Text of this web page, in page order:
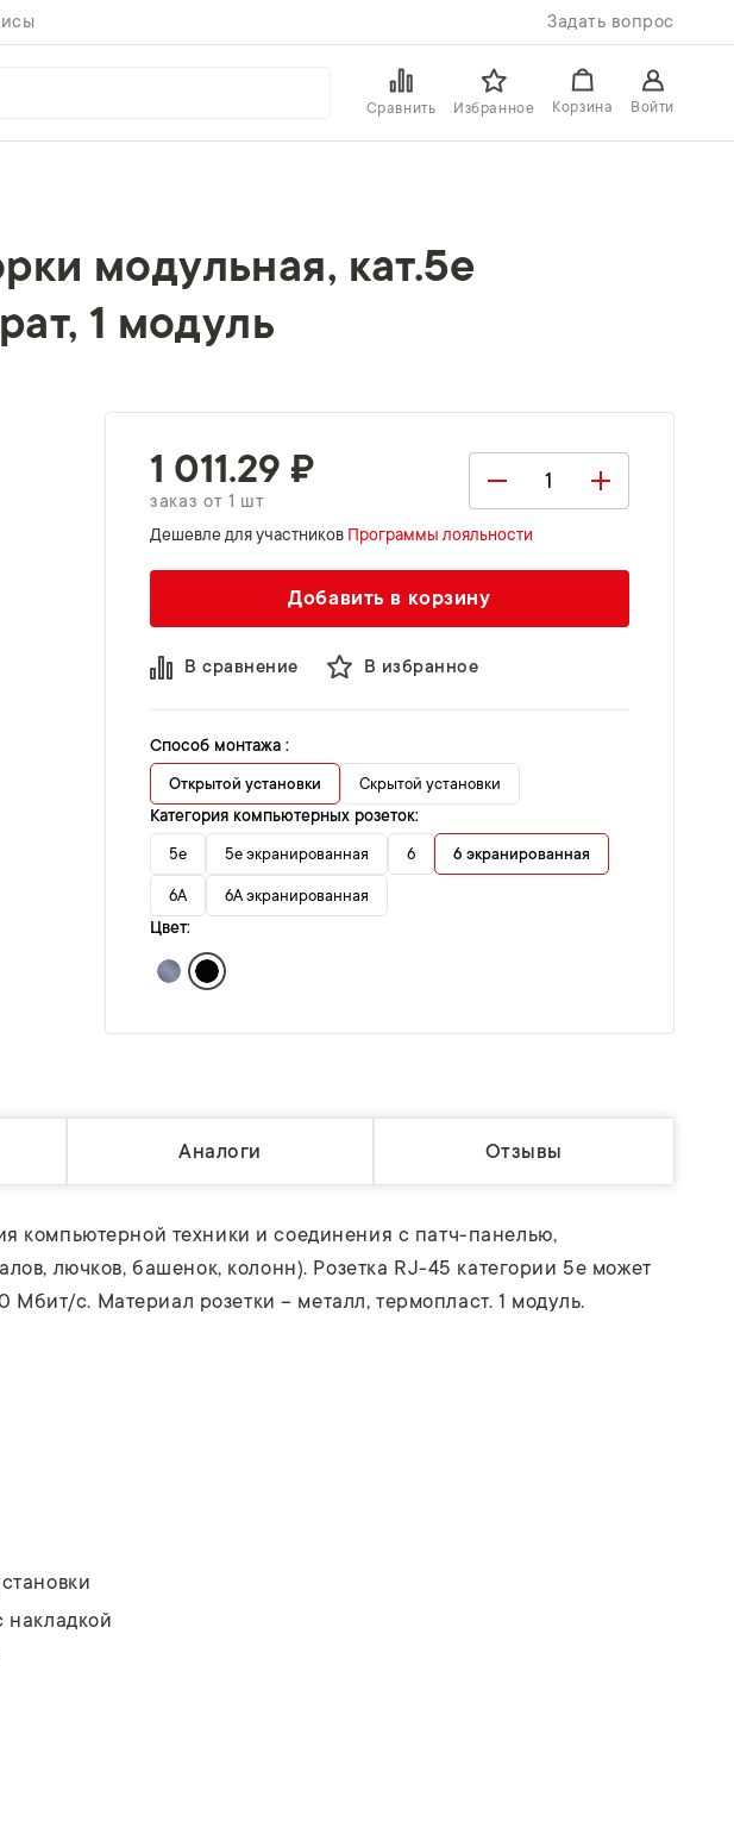
Задать вопрос
Сравнить Избранное Корзина Войти
модульная, кат.5е
1 модуль
1 011.29 ₽
заказ от 1 шт
Дешевле для участников Программы лояльности
Добавить в корзину
В сравнение В избранное
Способ монтажа :
Открытой установки Скрытой установки
Категория компьютерных розеток:
5e 5e экранированная 6 6 экранированная
6A 6A экранированная
Цвет:
Аналоги Отзывы
компьютерной техники и соединения с патч-панелью,
лючков, башенок, колонн). Розетка RJ-45 категории 5е может
с. Материал розетки – металл, термопласт. 1 модуль.
накладкой